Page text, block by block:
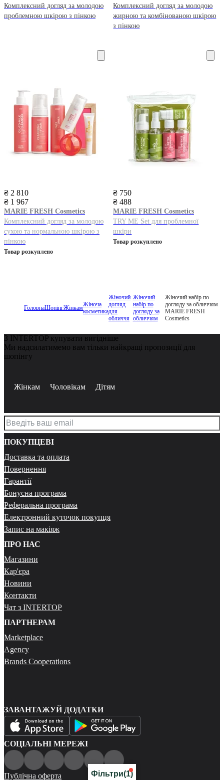
Комплексний догляд за молодою
проблемною шкірою з пінкою
Комплексний догляд за молодою
жирною та комбінованою шкірою
з пінкою
₴ 2 810
₴ 1 967
MARIE FRESH Cosmetics
Комплексний догляд за молодою
сухою та нормальною шкірою з
пінкою
Товар розкуплено
₴ 750
₴ 488
MARIE FRESH Cosmetics
TRY ME Set для проблемної
шкіри
Товар розкуплено
ГоловнаШопінгЖінкамЖіноча
косметика
Жіночий
догляд
для
обличчя
Жіночий
набір по
догляду за
обличчям
Жіночий набір по
догляду за обличчям
MARIE FRESH
Cosmetics
Фільтри(1)
З INTERTOP купувати вигідніше
Ми надсилатимемо вам тільки найкращі пропозиції для
шопінгу
Жінкам Чоловікам Дітям
ПОКУПЦЕВІ
Доставка та оплата
Повернення
Гарантії
Бонусна програма
Реферальна програма
Електронний куточок покупця
Запис на макіяж
ПРО НАС
Магазини
Кар'єра
Новини
Контакти
Чат з INTERTOP
ПАРТНЕРАМ
Marketplace
Agency
Brands Cooperations
ЗАВАНТАЖУЙ ДОДАТКИ
СОЦІАЛЬНІ МЕРЕЖІ
Публічна оферта